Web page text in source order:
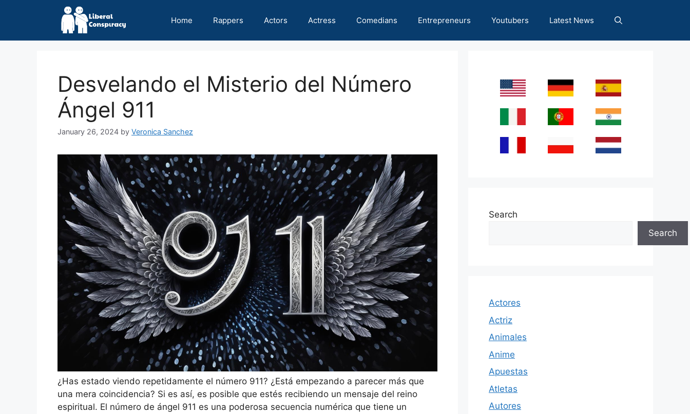
Home Rappers Actors Actress Comedians Entrepreneurs Youtubers Latest News
Desvelando el Misterio del Número
Ángel 911
January 26, 2024 by Veronica Sanchez
¿Has estado viendo repetidamente el número 911? ¿Está empezando a parecer más que
una mera coincidencia? Si es así, es posible que estés recibiendo un mensaje del reino
espiritual. El número de ángel 911 es una poderosa secuencia numérica que tiene un
Search
Search
Actores
Actriz
Animales
Anime
Apuestas
Atletas
Autores